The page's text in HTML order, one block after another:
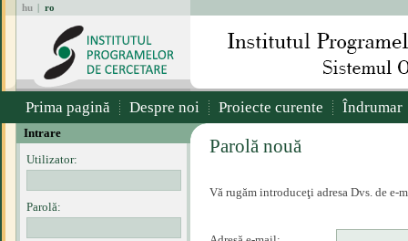
hu | ro
Prima pagină Despre noi Proiecte curente Îndrumar
Intrare
Utilizator:
Parolă:
Parolă nouă
Vă rugăm introduceţi adresa Dvs. de e-